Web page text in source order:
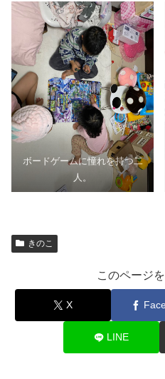
ボードゲームに憧れを持つ二
人。
きのこ
このページ
X
LINE